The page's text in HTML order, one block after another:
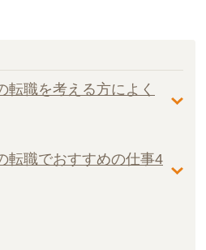
職を考える方によく
職でおすすめの仕事4